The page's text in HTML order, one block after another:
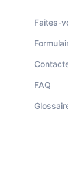
Faites-
FAQ